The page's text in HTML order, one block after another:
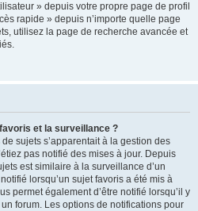
» depuis votre propre page de profil
rapide » depuis n’importe quelle page
utilisez la page de recherche avancée et
et la surveillance ?
sujets s’apparentait à la gestion des
pas notifié des mises à jour. Depuis
est similaire à la surveillance d’un
lorsqu’un sujet favoris a été mis à
permet également d’être notifié lorsqu’il y
forum. Les options de notifications pour